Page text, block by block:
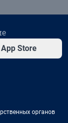
App Store
органов